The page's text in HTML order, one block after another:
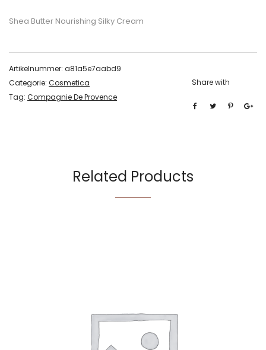
Shea Butter Nourishing Silky Cream
Artikelnummer: a81a5e7aabd9
Categorie: Cosmetica
Tag: Compagnie De Provence
Share with
Related Products